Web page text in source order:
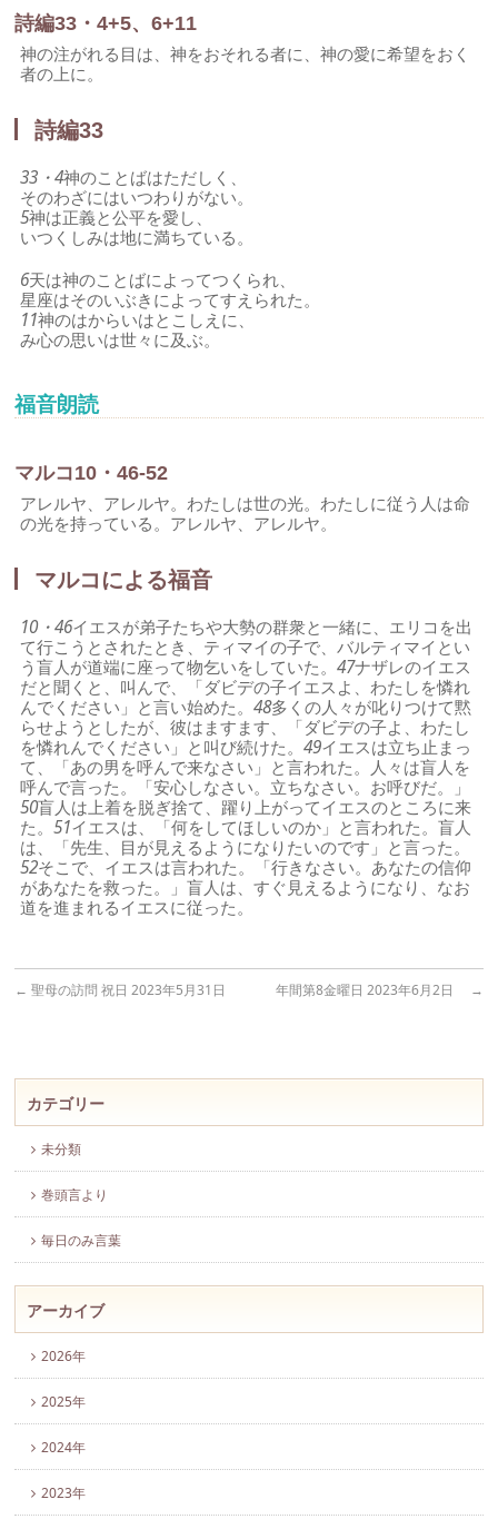
詩編33・4+5、6+11
神の注がれる目は、神をおそれる者に、神の愛に希望をおく
者の上に。
詩編33
33・4神のことばはただしく、
そのわざにはいつわりがない。
5神は正義と公平を愛し、
いつくしみは地に満ちている。
6天は神のことばによってつくられ、
星座はそのいぶきによってすえられた。
11神のはからいはとこしえに、
み心の思いは世々に及ぶ。
福音朗読
マルコ10・46-52
アレルヤ、アレルヤ。わたしは世の光。わたしに従う人は命
の光を持っている。アレルヤ、アレルヤ。
マルコによる福音
10・46イエスが弟子たちや大勢の群衆と一緒に、エリコを出
て行こうとされたとき、ティマイの子で、バルティマイとい
う盲人が道端に座って物乞いをしていた。47ナザレのイエス
だと聞くと、叫んで、「ダビデの子イエスよ、わたしを憐れ
んでください」と言い始めた。48多くの人々が叱りつけて黙
らせようとしたが、彼はますます、「ダビデの子よ、わたし
を憐れんでください」と叫び続けた。49イエスは立ち止まっ
て、「あの男を呼んで来なさい」と言われた。人々は盲人を
呼んで言った。「安心しなさい。立ちなさい。お呼びだ。」
50盲人は上着を脱ぎ捨て、躍り上がってイエスのところに来
た。51イエスは、「何をしてほしいのか」と言われた。盲人
は、「先生、目が見えるようになりたいのです」と言った。
52そこで、イエスは言われた。「行きなさい。あなたの信仰
があなたを救った。」盲人は、すぐ見えるようになり、なお
道を進まれるイエスに従った。
← 聖母の訪問 祝日 2023年5月31日 年間第8金曜日 2023年6月2日 →
カテゴリー
未分類
巻頭言より
毎日のみ言葉
アーカイブ
2026年
2025年
2024年
2023年